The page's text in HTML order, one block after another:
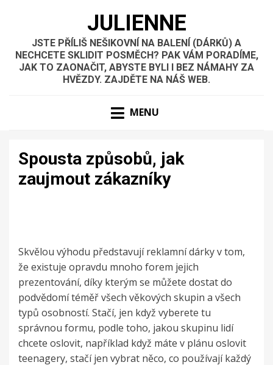
JULIENNE
JSTE PŘÍLIŠ NEŠIKOVNÍ NA BALENÍ (DÁRKŮ) A
NECHCETE SKLIDIT POSMĚCH? PAK VÁM PORADÍME,
JAK TO ZAONAČIT, ABYSTE BYLI I BEZ NÁMAHY ZA
HVĚZDY. ZAJDĚTE NA NÁŠ WEB.
MENU
Spousta způsobů, jak
zaujmout zákazníky
Skvělou výhodu představujíreklamní dárkyv tom,
že existuje opravdu mnoho forem jejich
prezentování, díky kterým se můžete dostat do
podvědomí téměř všech věkových skupin a všech
typů osobností. Stačí, jen když vyberete tu
správnou formu, podle toho, jakou skupinu lidí
chcete oslovit, například když máte v plánu oslovit
teenagery, stačí jen vybrat něco, co používají každý